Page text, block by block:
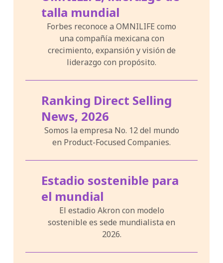
talla mundial
Forbes reconoce a OMNILIFE como
una compañía mexicana con
crecimiento, expansión y visión de
liderazgo con propósito.
Ranking Direct Selling
News, 2026
Somos la empresa No. 12 del mundo
en Product-Focused Companies.
Estadio sostenible para
el mundial
El estadio Akron con modelo
sostenible es sede mundialista en
2026.